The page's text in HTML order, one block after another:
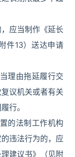
应当制作《延长
件13）送达申请
理由拖延履行交
议机关或者有关
行。
的法制工作机构
违法行为的，应
建议书》（见附